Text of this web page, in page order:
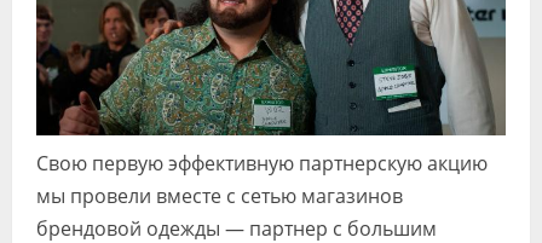
Свою первую эффективную партнерскую акцию
мы провели вместе с сетью магазинов
брендовой одежды — партнер с большим